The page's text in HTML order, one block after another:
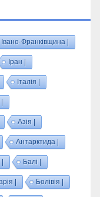
Івано-Франківщина |
Іран |
Італія |
Азія |
Антарктида |
Балі |
| Болівія |